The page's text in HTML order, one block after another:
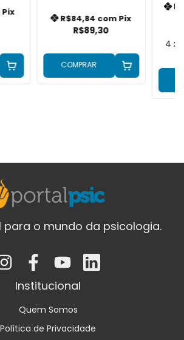
Pix
R$89,30
R$84,84 comPix
COMPRAR
4 x
para o mundo da psicologia.
Institucional
Quem Somos
Política de Privacidade